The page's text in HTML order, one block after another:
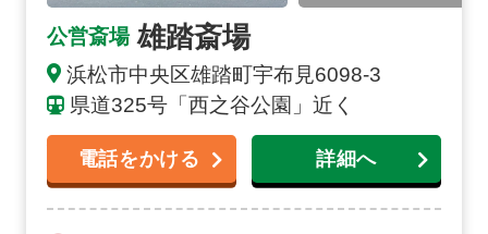
公営斎場 雄踏斎場
浜松市中央区雄踏町宇布見6098-3
県道325号「西之谷公園」近く
電話をかける 詳細へ